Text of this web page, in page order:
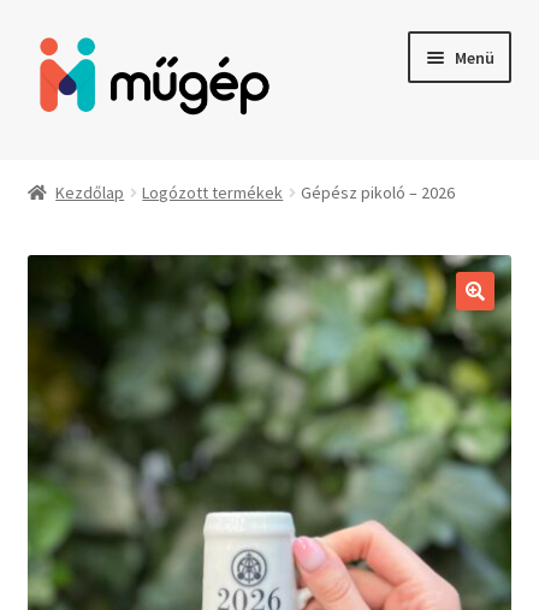
Ugrás
navigációhoz
Kilépés
tartalomba
Menü
Fiókom
Átvételi információk
Kapcsolat
Kezdőlap Logózott termékek Gépész pikoló – 2026